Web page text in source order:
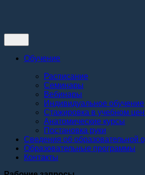
Обучение
Расписание
Семинары
Вебинары
Индивидуальное обучение
Стажировка в учебном
Анатомические курсы
Постановка руки
Сведения об образовательной
Образовательные программы
Контакты